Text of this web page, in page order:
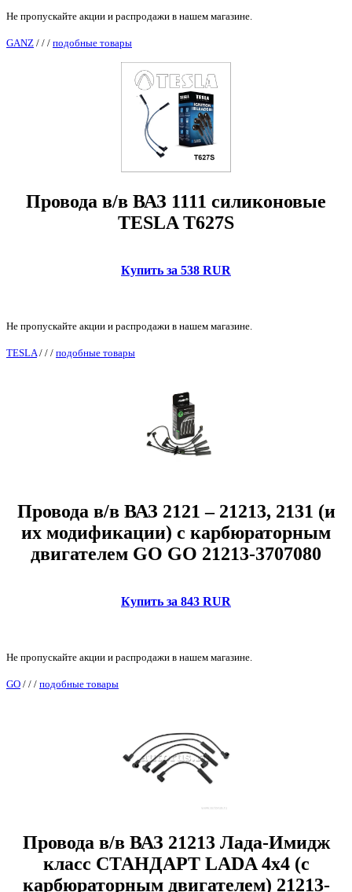
Не пропускайте акции и распродажи в нашем магазине.
GANZ / / / подобные товары
Провода в/в ВАЗ 1111 силиконовые
TESLA Т627S
Купить за 538 RUR
Не пропускайте акции и распродажи в нашем магазине.
TESLA/ / / подобные товары
Провода в/в ВАЗ 2121 – 21213, 2131 (и
их модификации) с карбюраторным
двигателем GO GO 21213-3707080
Купить за 843 RUR
Не пропускайте акции и распродажи в нашем магазине.
GO / / / подобные товары
Провода в/в ВАЗ 21213 Лада-Имидж
класс СТАНДАРТ LADA 4х4 (с
карбюраторным двигателем) 21213-